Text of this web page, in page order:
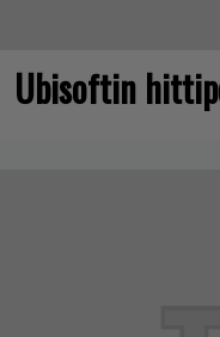
Ubisoftin